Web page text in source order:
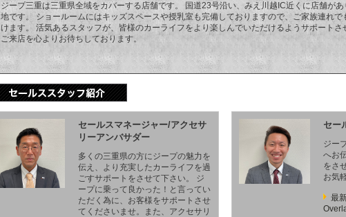
ジープ三重は三重県全域をカバーする店舗です。 国道23号沿い、みえ川越IC近くに店舗が
地です。 ショールームにはキッズスペースや授乳室も完備しておりますので、ご家族連れ
けます。 活気あるスタッフが、皆様のカーライフをより楽しんでいただけるようサポート
ご来店を心よりお待ちしております。
セールスマネージャー/アクセサ
リーアンバサダー
多くの三重県の方にジープの魅力を
伝え、より充実したカーライフを過
ごすサポートをさせて下さい。 ジ
ープに乗って良かった！と言ってい
ただく為に、お客様をサポートさせ
てくださいませ。また、アクセサリ
セー
ジー
へお
をさ
お気
最